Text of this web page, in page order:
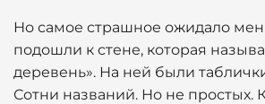
Но самое страшное ожидало
подошли к стене, которая
деревень». На ней были
Сотни названий. Но не простых.